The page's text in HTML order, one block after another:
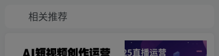
相关推荐